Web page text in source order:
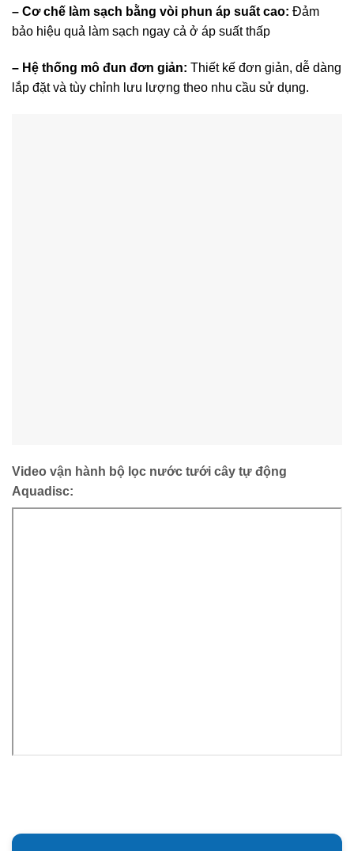
– Cơ chế làm sạch bằng vòi phun áp suất cao: Đảm
bảo hiệu quả làm sạch ngay cả ở áp suất thấp
– Hệ thống mô đun đơn giản: Thiết kế đơn giản, dễ dàng
lắp đặt và tùy chỉnh lưu lượng theo nhu cầu sử dụng.
Video vận hành bộ lọc nước tưới cây tự động
Aquadisc: